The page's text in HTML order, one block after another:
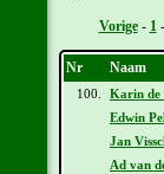
Vorige- 1-
Nr Naam
100. Karin de
Edwin
Jan
Ad van